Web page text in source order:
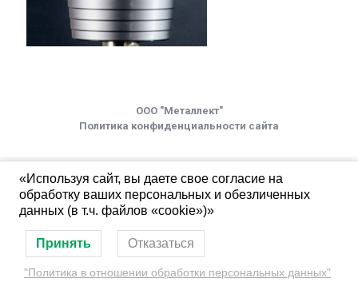
ООО "Металлект"
Политика конфиденциальности сайта
«Используя сайт, вы даете свое согласие на
обработку ваших персональных и обезличенных
данных (в т.ч. файлов «cookie»)»
Принять Отказаться
"Политика в отношении обработки персональных данных"